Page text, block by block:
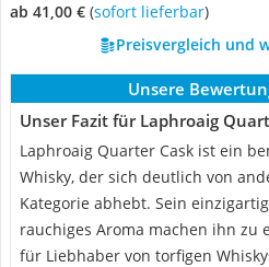
ab 41,00 € ( Sofort lieferbar)
Preisvergleich und
Unsere
Unser Fazit für Laphroaig
Laphroaig Quarter Cask ist ein
Whisky, der sich deutlich von
Kategorie abhebt. Sein
rauchiges Aroma machen ihn zu
für Liebhaber von torfigen